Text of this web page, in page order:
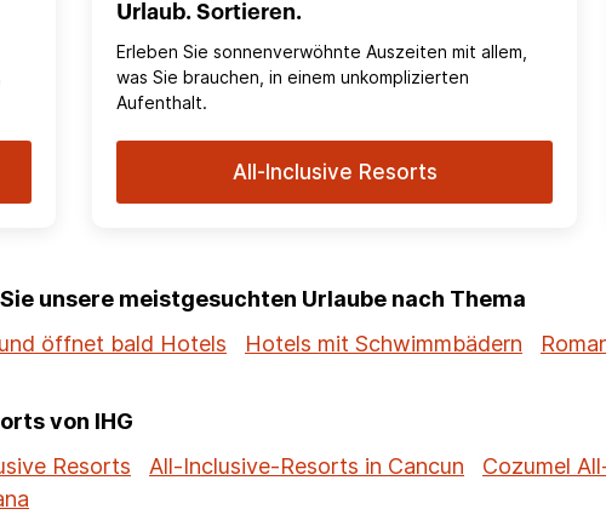
Urlaub. Sortieren.
Erleben Sie sonnenverwöhnte Auszeiten mit allem,
was Sie brauchen, in einem unkomplizierten
Aufenthalt.
All-Inclusive Resorts
unsere meistgesuchten Urlaube nach Thema
öffnet bald Hotels Hotels mit Schwimmbädern
von IHG
Resorts All-Inclusive-Resorts in Cancun
Cozumel